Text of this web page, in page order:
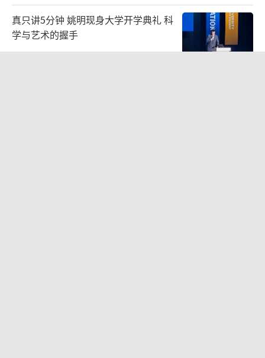
真只讲5分钟 姚明现身大学开学典礼 科
学与艺术的握手
2026-08-09 10:09:30